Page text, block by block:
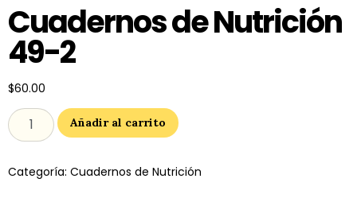
Cuadernos de Nutrición
49-2
$60.00
Añadir al carrito
Categoría: Cuadernos de Nutrición